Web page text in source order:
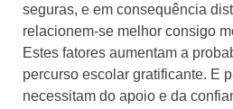
seguras, e em consequência
relacionem-se melhor consigo
Estes fatores aumentam a
percurso escolar gratificante. E
necessitam do apoio e da